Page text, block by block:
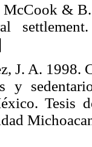
&
J. A. 1998.
y
Tesis